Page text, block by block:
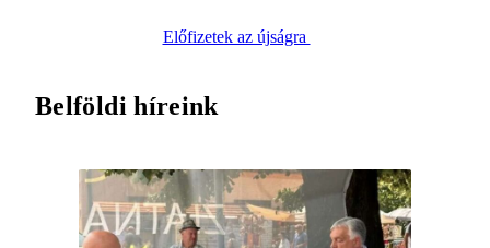
Előfizetek az újságra
Belföldi híreink